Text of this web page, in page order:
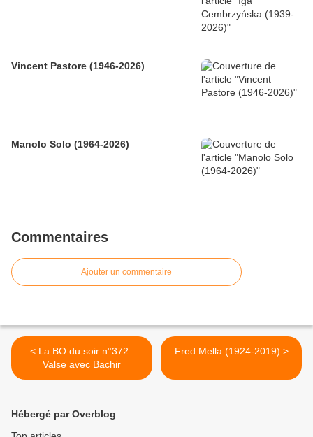
Vincent Pastore (1946-2026)
Manolo Solo (1964-2026)
Commentaires
Ajouter un commentaire
< La BO du soir n°372 :
Valse avec Bachir
Fred Mella (1924-2019) >
Hébergé par Overblog